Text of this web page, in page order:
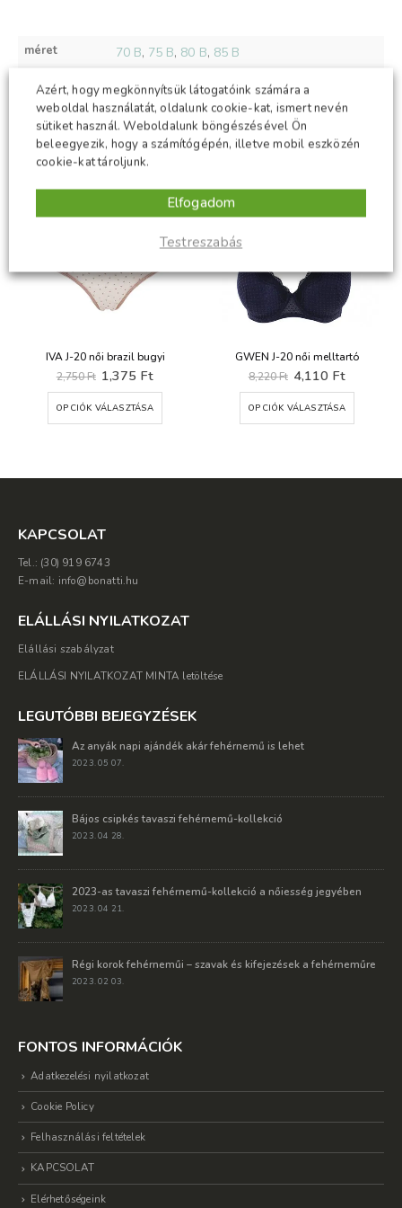
méret 70 B, 75 B, 80 B, 85 B
szín fekete, piros
KAPCSOLÓDÓ TERMÉKEK
női brazil bugyi
Original
2,750 Ft.
FtCurrent
price
is:
1,375 Ft.
VÁLASZTÁSA
Ennek a terméknek több variációja van. A változatok a termékoldalon választhatók ki
-50%
GWEN J-20 női melltartó
Original
8,220 Ft.
FtCurrent
price
is:
4,110 Ft.
OPCIÓK VÁLASZTÁSA
Ennek a terméknek több variációja van. A változatok a termékoldalon választhatók ki
-50%
Tel.: (30) 919 6743
Az anyák napi ajándék akár fehérnemű is lehet
Bájos csipkés tavaszi fehérnemű-kollekció
2023-as tavaszi fehérnemű-kollekció a nőiesség jegyében
Régi korok fehérneműi – szavak és kifejezések a fehérneműre
Adatkezelési nyilatkozat
Cookie Policy
Felhasználási feltételek
KAPCSOLAT
Azért, hogy megkönnyítsük látogatóink számára a
weboldal használatát, oldalunk cookie-kat, ismert nevén
sütiket használ. Weboldalunk böngészésével Ön
beleegyezik, hogy a számítógépén, illetve mobil eszközén
cookie-kat tároljunk.
Testreszabás
Elfogadom